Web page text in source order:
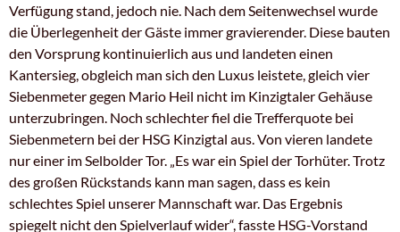
Verfügung stand, jedoch nie. Nach dem Seitenwechsel wurde
die Überlegenheit der Gäste immer gravierender. Diese bauten
den Vorsprung kontinuierlich aus und landeten einen
Kantersieg, obgleich man sich den Luxus leistete, gleich vier
Siebenmeter gegen Mario Heil nicht im Kinzigtaler Gehäuse
unterzubringen. Noch schlechter fiel die Trefferquote bei
Siebenmetern bei der HSG Kinzigtal aus. Von vieren landete
nur einer im Selbolder Tor. „Es war ein Spiel der Torhüter. Trotz
des großen Rückstands kann man sagen, dass es kein
schlechtes Spiel unserer Mannschaft war. Das Ergebnis
spiegelt nicht den Spielverlauf wider“, fasste HSG-Vorstand